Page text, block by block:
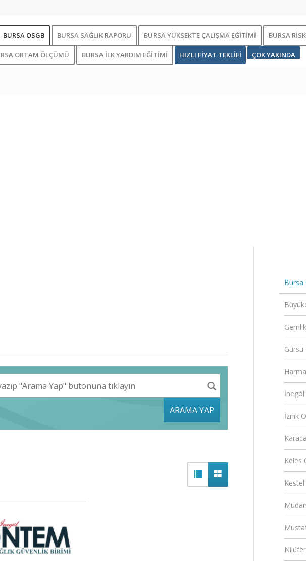
BURSA OSGB BURSA SAĞLIK RAPORU BURSA YÜKSEKTE ÇALIŞMA EĞİTİMİ BURSA
ORTAM ÖLÇÜMÜ BURSA İLK YARDIM EĞİTİMİ HIZLI FİYAT TEKLİFİ ÇOK YAKINDA
ARAMA YAP
Bursa
Gürsu
İnegöl
İznik
Keles
Kestel